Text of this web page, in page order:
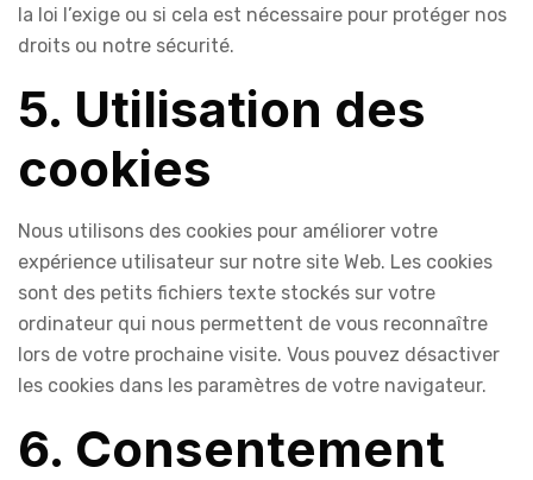
la loi l’exige ou si cela est nécessaire pour protéger nos
droits ou notre sécurité.
5. Utilisation des
cookies
Nous utilisons des cookies pour améliorer votre
expérience utilisateur sur notre site Web. Les cookies
sont des petits fichiers texte stockés sur votre
ordinateur qui nous permettent de vous reconnaître
lors de votre prochaine visite. Vous pouvez désactiver
les cookies dans les paramètres de votre navigateur.
6. Consentement